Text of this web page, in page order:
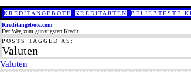
KREDITANGEBOTE KREDITARTEN BELIEBTESTE
Kreditangebote.com
Der Weg zum günstigsten Kredit
POSTS TAGGED AS:
Valuten
Valuten